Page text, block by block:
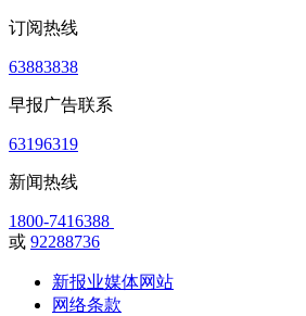
订阅热线
63883838
早报广告联系
63196319
新闻热线
1800-7416388
或 92288736
新报业媒体网站
网络条款